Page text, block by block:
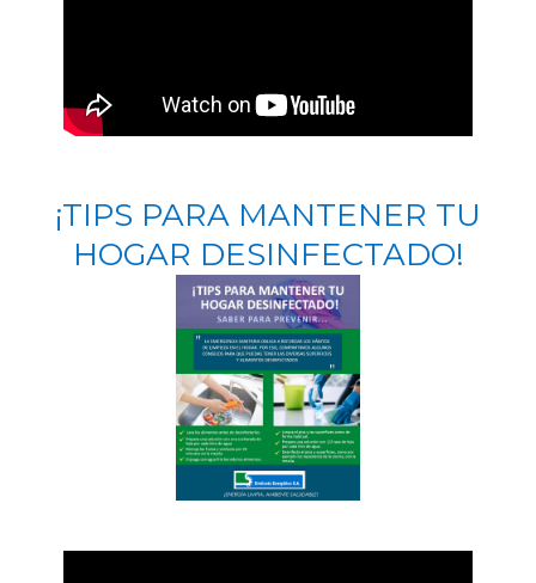
¡TIPS PARA MANTENER TU
HOGAR DESINFECTADO!